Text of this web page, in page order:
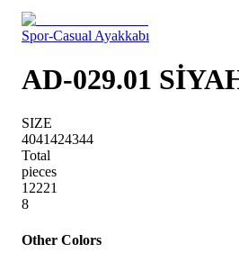
Spor-Casual Ayakkabı
AD-029.01
SIZE
4041424344
Total
pieces
12221
8
Other Colors